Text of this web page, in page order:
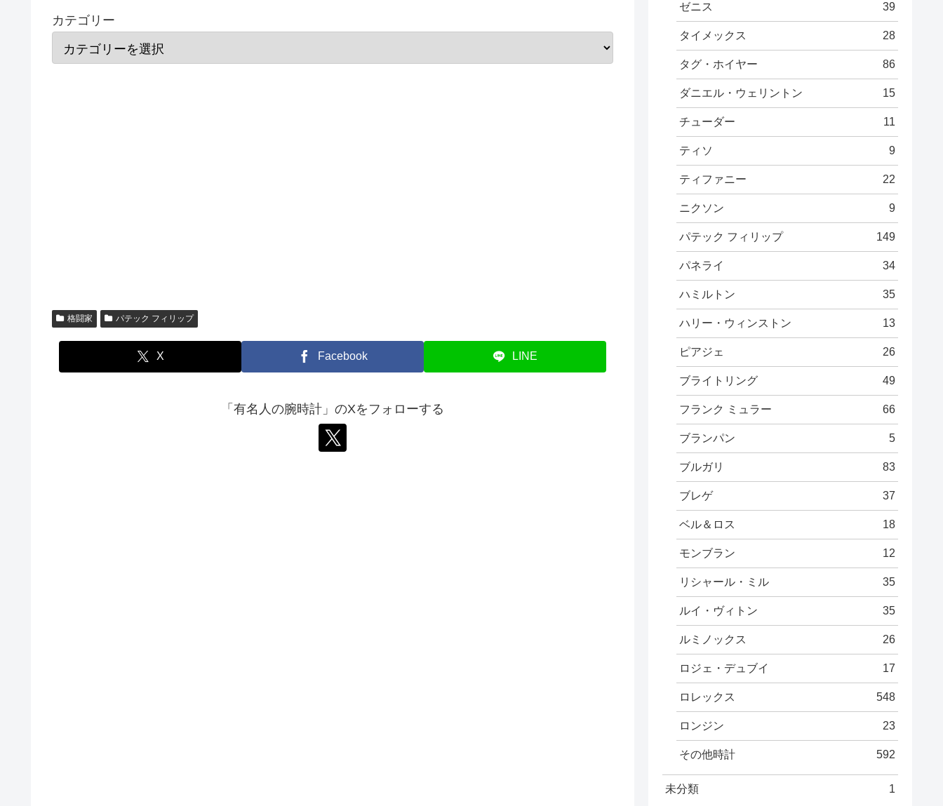
カテゴリー
格闘家 パテック フィリップ
X Facebook LINE
「有名人の腕時計」のXをフォローする
ゼニス 39
タイメックス 28
タグ・ホイヤー 86
ダニエル・ウェリントン 15
チューダー 11
ティソ 9
ティファニー 22
ニクソン 9
パテック フィリップ 149
パネライ 34
ハミルトン 35
ハリー・ウィンストン 13
ピアジェ 26
ブライトリング 49
フランク ミュラー 66
ブランパン 5
ブルガリ 83
ブレゲ 37
ベル＆ロス 18
モンブラン 12
リシャール・ミル 35
ルイ・ヴィトン 35
ルミノックス 26
ロジェ・デュブイ 17
ロレックス 548
ロンジン 23
その他時計 592
未分類 1